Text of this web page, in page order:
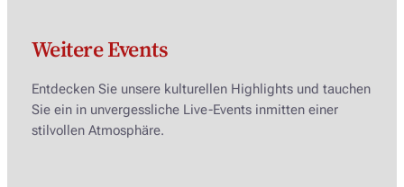
Weitere Events
Entdecken Sie unsere kulturellen Highlights und tauchen
Sie ein in unvergessliche Live-Events inmitten einer
stilvollen Atmosphäre.